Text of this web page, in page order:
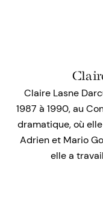
Claire Lasne
1987 à 1990, au
dramatique, où
Adrien et Mario
elle a